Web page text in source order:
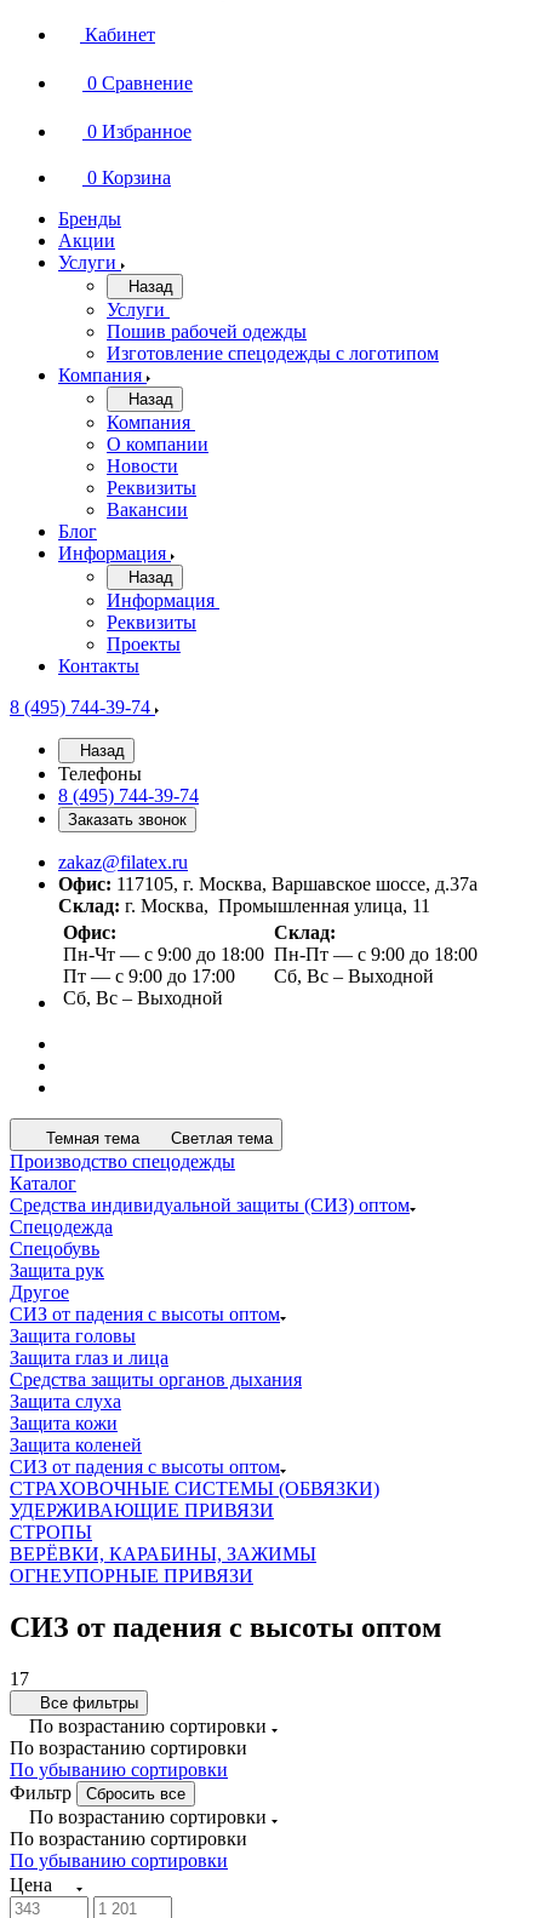
Кабинет
0 Сравнение
0 Избранное
0 Корзина
Бренды
Акции
Услуги
Назад
Услуги
Пошив рабочей одежды
Изготовление спецодежды с логотипом
Компания
Назад
Компания
О компании
Новости
Реквизиты
Вакансии
Блог
Информация
Назад
Информация
Реквизиты
Проекты
Контакты
8 (495) 744-39-74
Назад
Телефоны
8 (495) 744-39-74
Заказать звонок
zakaz@filatex.ru
Офис: 117105, г. Москва, Варшавское шоссе, д.37а
Склад: г. Москва, Промышленная улица, 11
Офис:
Пн-Чт — с 9:00 до 18:00
Пт — с 9:00 до 17:00
Сб, Вс – Выходной
Склад:
Пн-Пт — с 9:00 до 18:00
Сб, Вс – Выходной
Темная тема Светлая тема
Производство спецодежды
Каталог
Средства индивидуальной защиты (СИЗ) оптом
Спецодежда
Спецобувь
Защита рук
Другое
СИЗ от падения с высоты оптом
Защита головы
Защита глаз и лица
Средства защиты органов дыхания
Защита слуха
Защита кожи
Защита коленей
СИЗ от падения с высоты оптом
СТРАХОВОЧНЫЕ СИСТЕМЫ (ОБВЯЗКИ)
УДЕРЖИВАЮЩИЕ ПРИВЯЗИ
СТРОПЫ
ВЕРЁВКИ, КАРАБИНЫ, ЗАЖИМЫ
ОГНЕУПОРНЫЕ ПРИВЯЗИ
СИЗ от падения с высоты оптом
17
Все фильтры
По возрастанию сортировки
По возрастанию сортировки
По убыванию сортировки
Фильтр
Сбросить все
По возрастанию сортировки
По возрастанию сортировки
По убыванию сортировки
Цена